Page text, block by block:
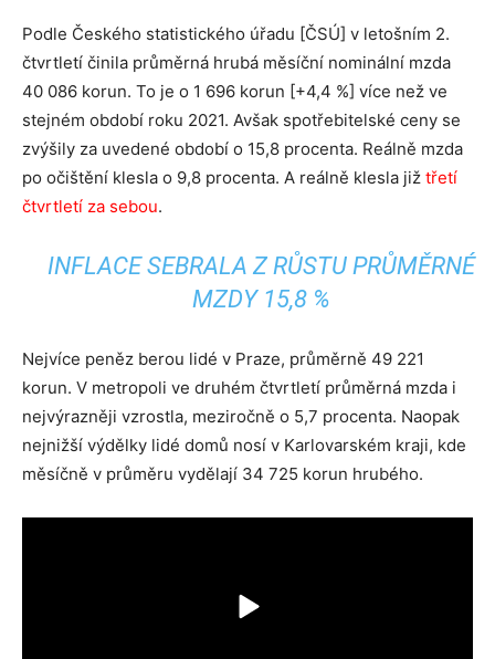
Podle Českého statistického úřadu [ČSÚ] v letošním 2.
čtvrtletí činila průměrná hrubá měsíční nominální mzda
40 086 korun. To je o 1 696 korun [+4,4 %] více než ve
stejném období roku 2021. Avšak spotřebitelské ceny se
zvýšily za uvedené období o 15,8 procenta. Reálně mzda
po očištění klesla o 9,8 procenta. A reálně klesla již třetí
čtvrtletí za sebou.
INFLACE SEBRALA Z RŮSTU PRŮMĚRNÉ
MZDY 15,8 %
Nejvíce peněz berou lidé v Praze, průměrně 49 221
korun. V metropoli ve druhém čtvrtletí průměrná mzda i
nejvýrazněji vzrostla, meziročně o 5,7 procenta. Naopak
nejnižší výdělky lidé domů nosí v Karlovarském kraji, kde
měsíčně v průměru vydělají 34 725 korun hrubého.